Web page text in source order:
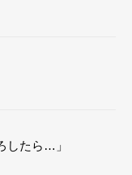
したら…」